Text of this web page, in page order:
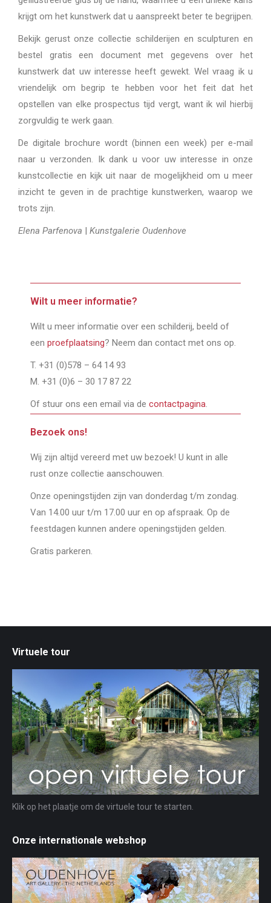
krijgt om het kunstwerk dat u aanspreekt beter te begrijpen.
Bekijk gerust onze collectie schilderijen en sculpturen en
bestel gratis een document met gegevens over het
kunstwerk dat uw interesse heeft gewekt. Wel vraag ik u
vriendelijk om begrip te hebben voor het feit dat het
opstellen van elke prospectus tijd vergt, want ik wil hierbij
zorgvuldig te werk gaan.
De digitale brochure wordt (binnen een week) per e-mail
naar u verzonden. Ik dank u voor uw interesse in onze
kunstcollectie en kijk uit naar de mogelijkheid om u meer
inzicht te geven in de prachtige kunstwerken, waarop we
trots zijn.
Elena Parfenova | Kunstgalerie Oudenhove
Wilt u meer informatie?
Wilt u meer informatie over een schilderij, beeld of
een proefplaatsing? Neem dan contact met ons op.
T. +31 (0)578 – 64 14 93
M. +31 (0)6 – 30 17 87 22
Of stuur ons een email via de contactpagina.
Bezoek ons!
Wij zijn altijd vereerd met uw bezoek! U kunt in alle
rust onze collectie aanschouwen.
Onze openingstijden zijn van donderdag t/m zondag.
Van 14.00 uur t/m 17.00 uur en op afspraak. Op de
feestdagen kunnen andere openingstijden gelden.
Gratis parkeren.
Virtuele tour
Klik op het plaatje om de virtuele tour te starten.
Onze internationale webshop